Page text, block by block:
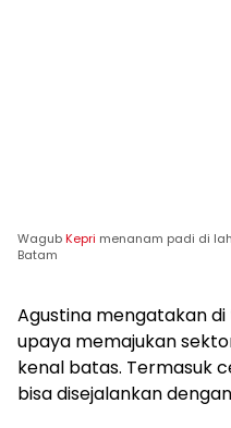
WagubKepri menanam padi di
Batam
Agustina mengatakan
upaya memajukan
kenal batas. Termasuk
bisa disejalankan